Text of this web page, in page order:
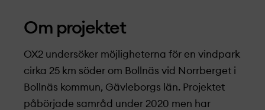
Om projekt­et
OX2 undersöker möjligheterna för en vindpark
cirka 25 km söder om Bollnäs vid Norrberget i
Bollnäs kommun, Gävleborgs län. Projekt­et
påbörjade samråd under 2020 men har